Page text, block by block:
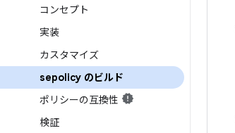
コンセプト
実装
カスタマイズ
sepolicy のビルド
ポリシーの互換性
検証